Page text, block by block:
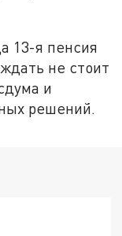
13-я пенсия
не стоит
и
решений.